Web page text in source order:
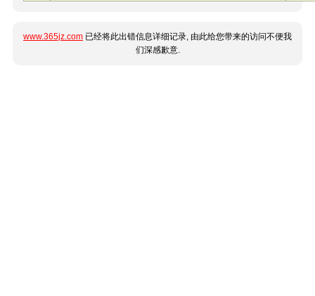
www.365jz.com 已经将此出错信息详细记录, 由此给您带来的访问不便我
们深感歉意.